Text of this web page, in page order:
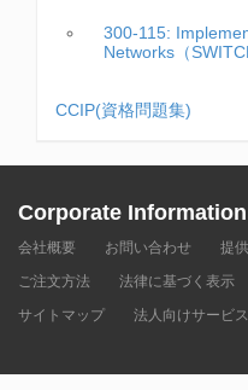
300-115:
Networks（
CCIP(資格問題集)
Corporate Information
会社概要 お問い合わせ 提
ご注文方法
法律に基づく表示
サイトマップ
法人向けサービス